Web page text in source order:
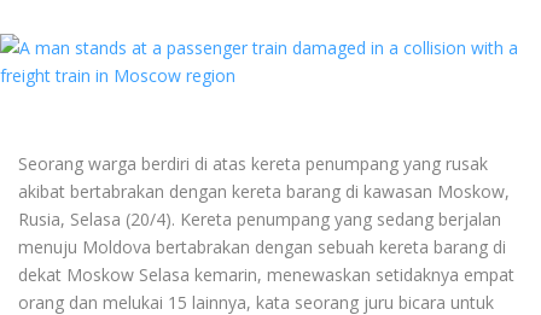
Seorang warga berdiri di atas kereta penumpang yang rusak
akibat bertabrakan dengan kereta barang di kawasan Moskow,
Rusia, Selasa (20/4). Kereta penumpang yang sedang berjalan
menuju Moldova bertabrakan dengan sebuah kereta barang di
dekat Moskow Selasa kemarin, menewaskan setidaknya empat
orang dan melukai 15 lainnya, kata seorang juru bicara untuk